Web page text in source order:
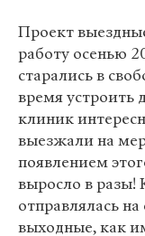
Проект
работу осенью
старались в
время устроить
клиник
выезжали на
появлением
выросло в разы!
отправлялась
выходные, как